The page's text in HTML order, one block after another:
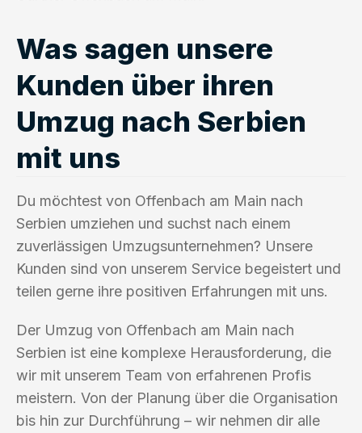
Was sagen unsere
Kunden über ihren
Umzug nach Serbien
mit uns
Du möchtest von Offenbach am Main nach
Serbien umziehen und suchst nach einem
zuverlässigen Umzugsunternehmen? Unsere
Kunden sind von unserem Service begeistert und
teilen gerne ihre positiven Erfahrungen mit uns.
Der Umzug von Offenbach am Main nach
Serbien ist eine komplexe Herausforderung, die
wir mit unserem Team von erfahrenen Profis
meistern. Von der Planung über die Organisation
bis hin zur Durchführung – wir nehmen dir alle